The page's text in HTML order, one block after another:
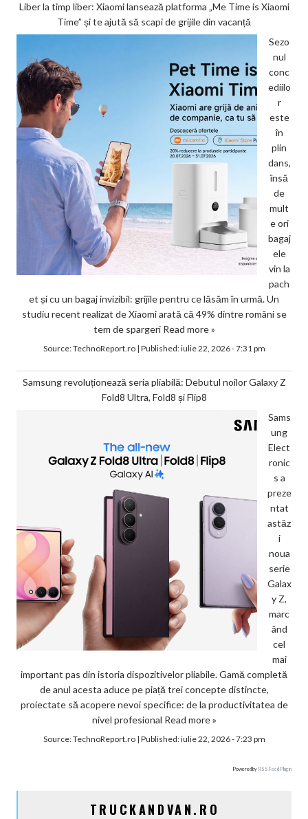
Liber la timp liber: Xiaomi lansează platforma „Me Time is Xiaomi
Time” și te ajută să scapi de grijile din vacanță
Sezo
nul
conc
ediilo
r
este
în
plin
dans,
însă
de
mult
e ori
bagaj
ele
vin la
pach
et și cu un bagaj invizibil: grijile pentru ce lăsăm în urmă. Un
studiu recent realizat de Xiaomi arată că 49% dintre români se
tem de spargeri Read more »
Source:TechnoReport.ro| Published:iulie 22, 2026 - 7:31 pm
Samsung revoluționează seria pliabilă: Debutul noilor Galaxy Z
Fold8 Ultra, Fold8 și Flip8
Sams
ung
Elect
ronic
s a
preze
ntat
astăz
i
noua
serie
Galax
y Z,
marc
ând
cel
mai
important pas din istoria dispozitivelor pliabile. Gamă completă
de anul acesta aduce pe piață trei concepte distincte,
proiectate să acopere nevoi specifice: de la productivitatea de
nivel profesional Read more »
Source:TechnoReport.ro| Published:iulie 22, 2026 - 7:23 pm
Powered by RSS Feed Plugin
TRUCKANDVAN.RO